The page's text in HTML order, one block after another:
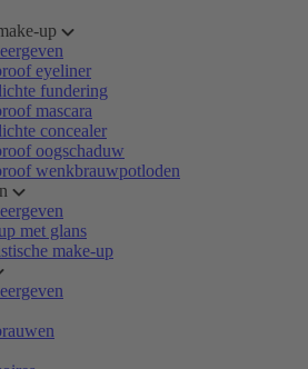
up
eyeliner
fundering
mascara
concealer
oogschaduw
wenkbrauwpotloden
met glans
make-up